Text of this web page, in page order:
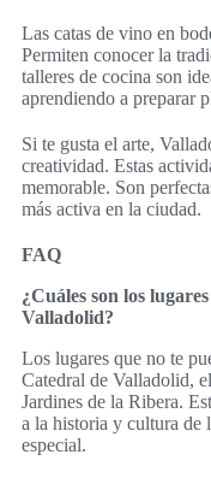
Las catas de vino en
Permiten conocer la
talleres de cocina son
aprendiendo a preparar
Si te gusta el arte,
creatividad. Estas
memorable. Son
más activa en la ciudad.
FAQ
¿Cuáles son los
Valladolid?
Los lugares que no te
Catedral de Valladolid,
Jardines de la Ribera.
a la historia y cultura de
especial.